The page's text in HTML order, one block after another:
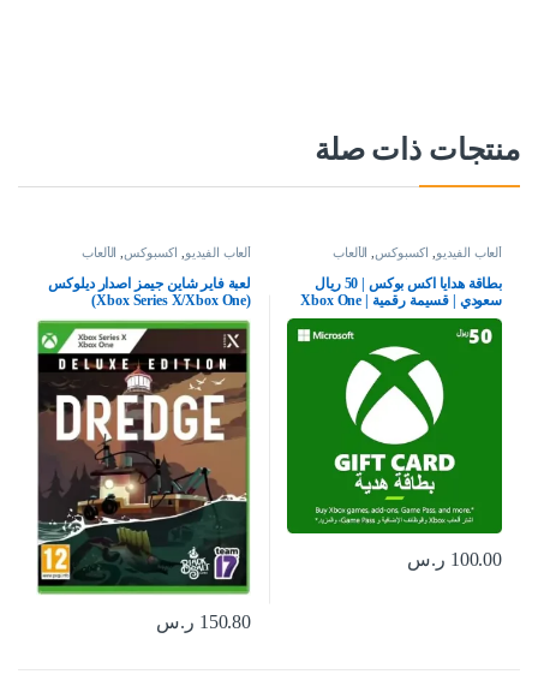
منتجات ذات صلة
ألعاب الفيديو اكسبوكس الألعاب
بطاقة هدايا اكس بوكس | 50 ريال
سعودي | قسيمة رقمية | Xbox One
سلسلة S | X وويندوز | (كود التحميل)
– حساب المملكة العربية السعودية
100.00 ر.س
ألعاب الفيديو اكسبوكس الألعاب
لعبة فاير شاين جيمز اصدار ديلوكس
(Xbox Series X/Xbox One)
150.80 ر.س